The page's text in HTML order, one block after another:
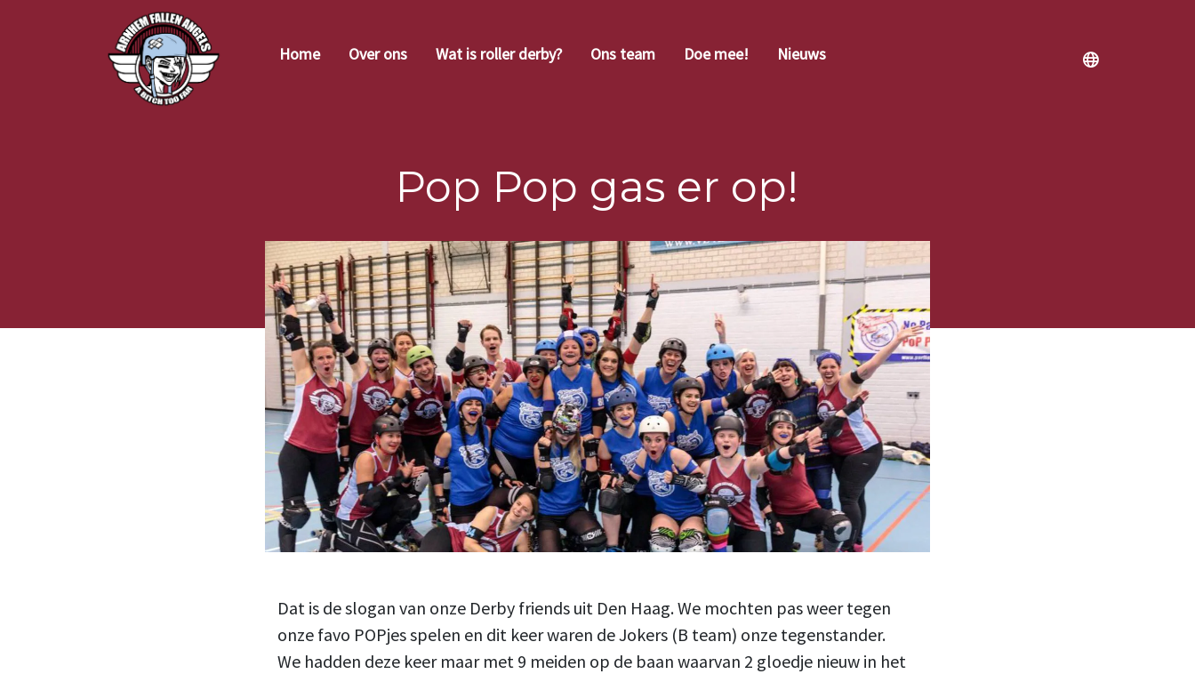
Home Over ons Wat is roller derby? Ons team Doe mee! Nieuws
Pop Pop gas er op!
Dat is de slogan van onze Derby friends uit Den Haag. We mochten pas weer tegen
onze favo POPjes spelen en dit keer waren de Jokers (B team) onze tegenstander.
We hadden deze keer maar met 9 meiden op de baan waarvan 2 gloedje nieuw in het